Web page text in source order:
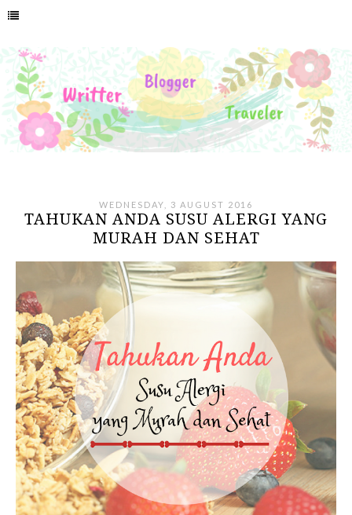
WEDNESDAY, 3 AUGUST 2016
TAHUKAN ANDA SUSU ALERGI YANG
MURAH DAN SEHAT